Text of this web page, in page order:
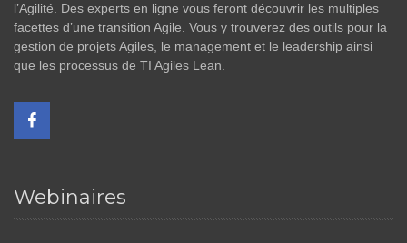
l’Agilité. Des experts en ligne vous feront découvrir les multiples
facettes d’une transition Agile. Vous y trouverez des outils pour la
gestion de projets Agiles, le management et le leadership ainsi
que les processus de TI Agiles Lean.
Webinaires